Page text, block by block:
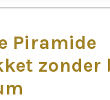
Piramide
zonder